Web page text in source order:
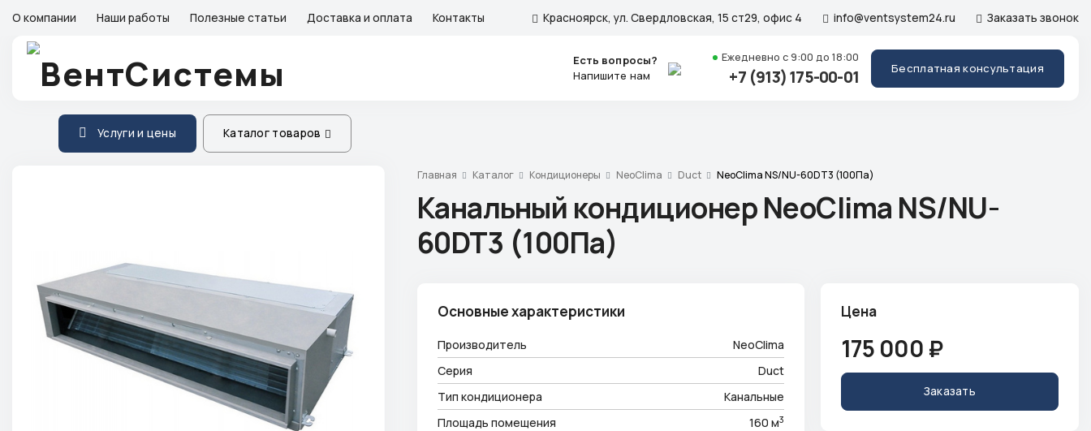
О компании Наши работы Полезные статьи Доставка и оплата Контакты Красноярск, ул. Свердловская, 15 ст29, офис 4 info@ventsystem24.ru Заказать звонок
Бесплатная консультация
Ежедневно с 9:00 до 18:00
+7 (913) 175-00-01
Есть вопросы?
Напишите нам
Услуги и цены Каталог товаров
Главная Каталог Кондиционеры NeoClima Duct NeoClima NS/NU-60DT3 (100Па)
Канальный кондиционер NeoClima NS/NU-
60DT3 (100Па)
Основные характеристики
Производитель
NeoClima
Серия
Duct
Тип кондиционера
Канальные
Площадь помещения
160 м3
Цена
175 000 ₽
Заказать